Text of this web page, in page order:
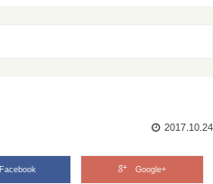
2017.10.24
Facebook Google+